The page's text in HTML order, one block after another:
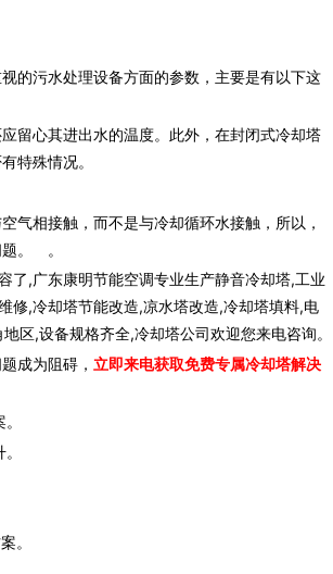
污水处理设备方面的参数，主要是有以下这
心其进出水的温度。此外，在封闭式冷却塔
特殊情况。
相接触，而不是与冷却循环水接触，所以，
题。 。
了,广东康明节能空调专业生产静音冷却塔,工业
修,冷却塔节能改造,凉水塔改造,冷却塔填料,电
区,设备规格齐全,冷却塔公司欢迎您来电咨询。
成为阻碍， 立即来电获取免费专属冷却塔解决
。